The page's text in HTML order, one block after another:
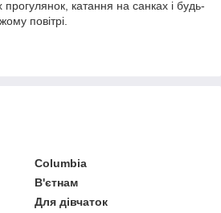
прогулянок, катання на санках і будь-
повітрі.
Columbia
В'єтнам
Для дівчаток